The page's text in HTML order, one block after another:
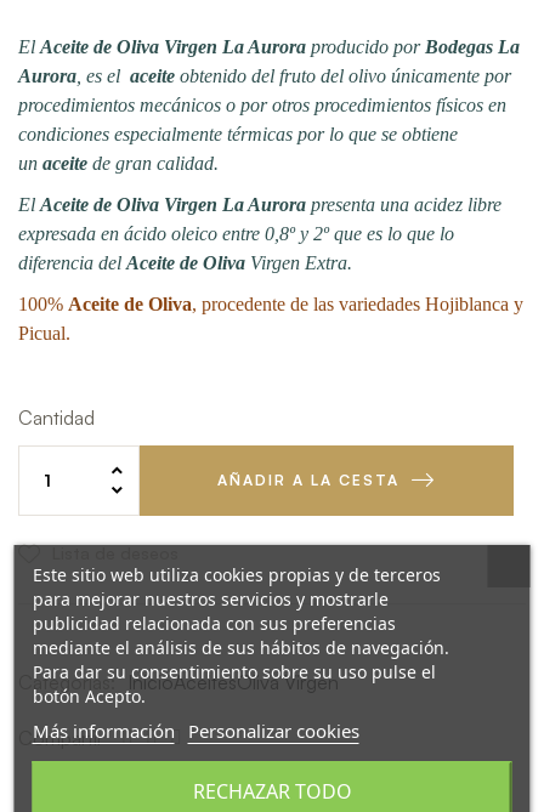
El Aceite de Oliva Virgen La Aurora producido por Bodegas La
Aurora , es el aceite obtenido del fruto del olivo únicamente por
procedimientos mecánicos o por otros procedimientos físicos en
condiciones especialmente térmicas por lo que se obtiene
un aceite de gran calidad.
El Aceite de Oliva Virgen La Aurora presenta una acidez libre
expresada en ácido oleico entre 0,8º y 2º que es lo que lo
diferencia del Aceite de Oliva Virgen Extra.
100% Aceite de Oliva, procedente de las variedades Hojiblanca y
Picual.
Cantidad
AÑADIR A LA CESTA
Categorías: InicioAceitesOliva Virgen
Compartir
Este sitio web utiliza cookies propias y de terceros
para mejorar nuestros servicios y mostrarle
publicidad relacionada con sus preferencias
mediante el análisis de sus hábitos de navegación.
Para dar su consentimiento sobre su uso pulse el
botón Acepto.
Más información Personalizar cookies
RECHAZAR TODO